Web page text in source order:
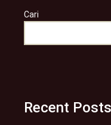
Cari
Recent Posts